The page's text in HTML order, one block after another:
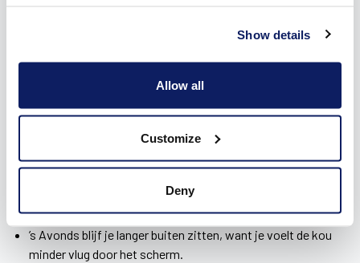
Show details
Allow all
Customize
Deny
in Houtem geniet je meer en langer
van je terras en tuin. Het brengt dan ook heel wat voordelen
Met slechts één druk op de knop komt het scherm
tevoorschijn, of je nu kiest voor een afstandsbediening,
een app of een domoticasysteem.
breng jij probleemloos een namiddag door op het terras en
spelen je kinderen veilig buiten.
’s Avonds blijf je langer buiten zitten, want je voelt de kou
minder vlug door het scherm.